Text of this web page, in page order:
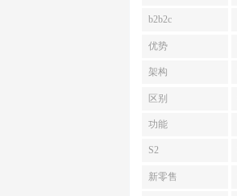
b2b2c
优势
架构
区别
功能
S2
新零售